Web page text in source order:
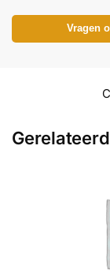
Vragen